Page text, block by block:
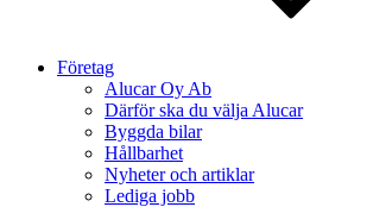
Företag
Alucar Oy Ab
Därför ska du välja Alucar
Byggda bilar
Hållbarhet
Nyheter och artiklar
Lediga jobb